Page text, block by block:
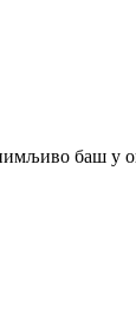
баш у